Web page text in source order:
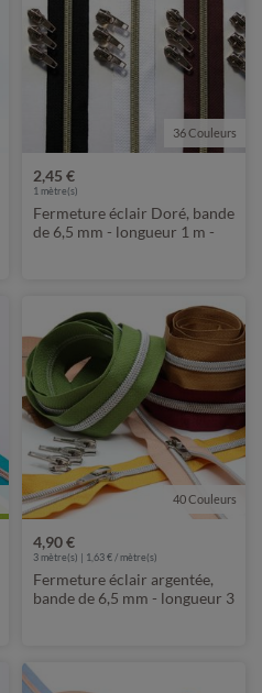
36 Couleurs
2,45 €
1 mètre(s)
Fermeture éclair Doré, bande
de 6,5 mm - longueur 1 m -
40 Couleurs
4,90 €
3mètre(s) | 1,63 € / mètre(s)
Fermeture éclair argentée,
bande de 6,5 mm - longueur 3